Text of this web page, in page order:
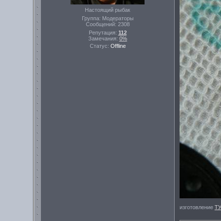
Настоящий рыбак
Группа: Модераторы
Сообщений: 2308
Репутация: 112
Замечания: 0%
Статус: Offline
изготовление